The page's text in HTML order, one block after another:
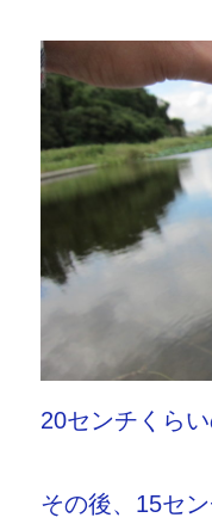
20センチくら
その後、15セ